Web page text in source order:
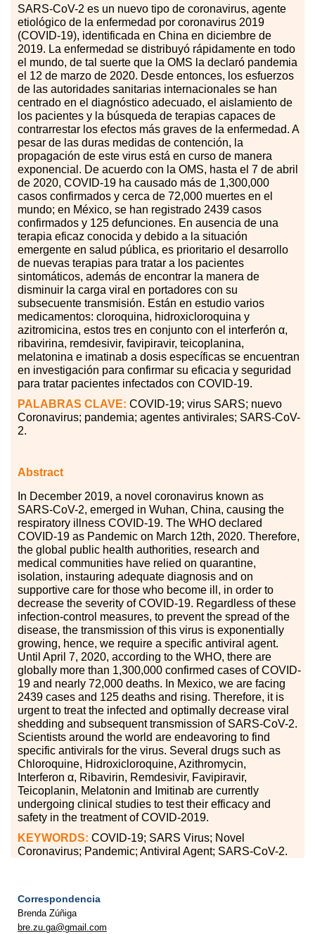
SARS-CoV-2 es un nuevo tipo de coronavirus, agente
etiológico de la enfermedad por coronavirus 2019
(COVID-19), identificada en China en diciembre de
2019. La enfermedad se distribuyó rápidamente en todo
el mundo, de tal suerte que la OMS la declaró pandemia
el 12 de marzo de 2020. Desde entonces, los esfuerzos
de las autoridades sanitarias internacionales se han
centrado en el diagnóstico adecuado, el aislamiento de
los pacientes y la búsqueda de terapias capaces de
contrarrestar los efectos más graves de la enfermedad. A
pesar de las duras medidas de contención, la
propagación de este virus está en curso de manera
exponencial. De acuerdo con la OMS, hasta el 7 de abril
de 2020, COVID-19 ha causado más de 1,300,000
casos confirmados y cerca de 72,000 muertes en el
mundo; en México, se han registrado 2439 casos
confirmados y 125 defunciones. En ausencia de una
terapia eficaz conocida y debido a la situación
emergente en salud pública, es prioritario el desarrollo
de nuevas terapias para tratar a los pacientes
sintomáticos, además de encontrar la manera de
disminuir la carga viral en portadores con su
subsecuente transmisión. Están en estudio varios
medicamentos: cloroquina, hidroxicloroquina y
azitromicina, estos tres en conjunto con el interferón α,
ribavirina, remdesivir, favipiravir, teicoplanina,
melatonina e imatinab a dosis específicas se encuentran
en investigación para confirmar su eficacia y seguridad
para tratar pacientes infectados con COVID-19.
PALABRAS CLAVE: COVID-19; virus SARS; nuevo
Coronavirus; pandemia; agentes antivirales; SARS-CoV-
2.
Abstract
In December 2019, a novel coronavirus known as
SARS-CoV-2, emerged in Wuhan, China, causing the
respiratory illness COVID-19. The WHO declared
COVID-19 as Pandemic on March 12th, 2020. Therefore,
the global public health authorities, research and
medical communities have relied on quarantine,
isolation, instauring adequate diagnosis and on
supportive care for those who become ill, in order to
decrease the severity of COVID-19. Regardless of these
infection-control measures, to prevent the spread of the
disease, the transmission of this virus is exponentially
growing, hence, we require a specific antiviral agent.
Until April 7, 2020, according to the WHO, there are
globally more than 1,300,000 confirmed cases of COVID-
19 and nearly 72,000 deaths. In Mexico, we are facing
2439 cases and 125 deaths and rising. Therefore, it is
urgent to treat the infected and optimally decrease viral
shedding and subsequent transmission of SARS-CoV-2.
Scientists around the world are endeavoring to find
specific antivirals for the virus. Several drugs such as
Chloroquine, Hidroxicloroquine, Azithromycin,
Interferon α, Ribavirin, Remdesivir, Favipiravir,
Teicoplanin, Melatonin and Imitinab are currently
undergoing clinical studies to test their efficacy and
safety in the treatment of COVID-2019.
KEYWORDS: COVID-19; SARS Virus; Novel
Coronavirus; Pandemic; Antiviral Agent; SARS-CoV-2.
Correspondencia
Brenda Zúñiga
bre.zu.ga@gmail.com